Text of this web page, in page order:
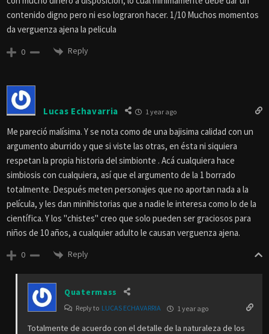
contenido digno pero ni eso lograron hacer. 1/10 Muchos momentos
da verguenza ajena la pelicula
0 Reply
Lucas Echavarria 1 year ago
Me pareció malísima. Y se nota como de una bajisima calidad con un
argumento aburrido y que si viste las otras, en ésta ni siquiera
respetan la propia historia del simbionte . Acá cualquiera hace
simbiosis con cualquiera, así que el argumento de la 1 borrado
totalmente. Después meten personajes que no aportan nada a la
película, y les dan minihistorias que a nadie le interesa como lo de la
científica. Y los "chistes" creo que solo pueden ser graciosos para
niños de 10 años, a cualquier adulto le causan verguenza ajena.
0 Reply
Quatermass
Reply to LUCAS ECHAVARRIA 1 year ago
Totalmente de acuerdo con el detalle de la naturaleza de los